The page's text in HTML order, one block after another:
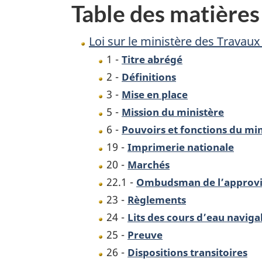
Travaux
et
des
Table des matières
Loi sur le ministère des
1 - Titre abrégé
2 - Définitions
3 - Mise en place
5 - Mission du ministère
6 - Pouvoirs et fonctions du
19 - Imprimerie nationale
20 - Marchés
22.1 - Ombudsman de
23 - Règlements
24 - Lits des cours d’eau
25 - Preuve
26 - Dispositions transitoires